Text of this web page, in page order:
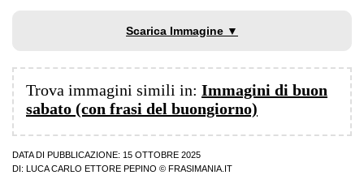
Scarica Immagine ▼
Trova immagini simili in: Immagini di buon
sabato (con frasi del buongiorno)
DATA DI PUBBLICAZIONE: 15 OTTOBRE 2025
DI:
LUCA CARLO ETTORE PEPINO © FRASIMANIA.IT